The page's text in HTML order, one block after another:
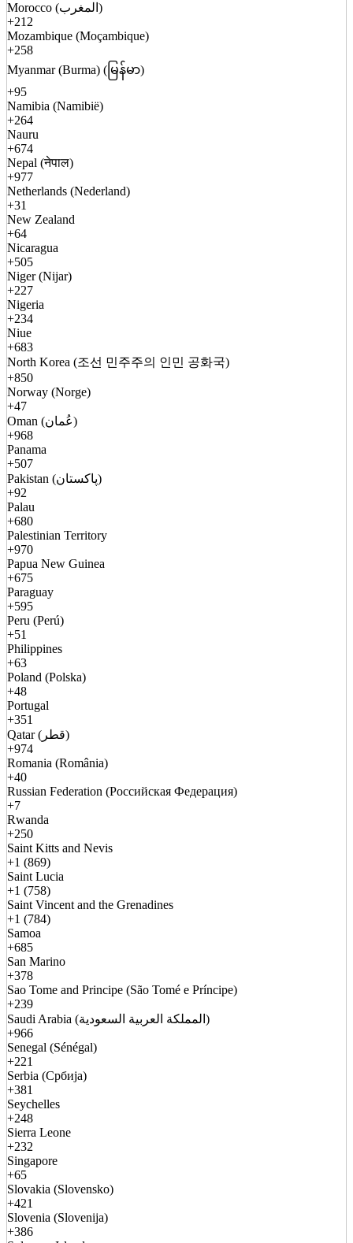
Morocco (المغرب)
+212
Mozambique (Moçambique)
+258
Myanmar (Burma) (မြန်မာ)
+95
Namibia (Namibië)
+264
Nauru
+674
Nepal (नेपाल)
+977
Netherlands (Nederland)
+31
New Zealand
+64
Nicaragua
+505
Niger (Nijar)
+227
Nigeria
+234
Niue
+683
North Korea (조선 민주주의 인민 공화국)
+850
Norway (Norge)
+47
Oman (عُمان)
+968
Panama
+507
Pakistan (پاکستان)
+92
Palau
+680
Palestinian Territory
+970
Papua New Guinea
+675
Paraguay
+595
Peru (Perú)
+51
Philippines
+63
Poland (Polska)
+48
Portugal
+351
Qatar (قطر)
+974
Romania (România)
+40
Russian Federation (Российская Федерация)
+7
Rwanda
+250
Saint Kitts and Nevis
+1 (869)
Saint Lucia
+1 (758)
Saint Vincent and the Grenadines
+1 (784)
Samoa
+685
San Marino
+378
Sao Tome and Principe (São Tomé e Príncipe)
+239
Saudi Arabia (المملكة العربية السعودية)
+966
Senegal (Sénégal)
+221
Serbia (Србија)
+381
Seychelles
+248
Sierra Leone
+232
Singapore
+65
Slovakia (Slovensko)
+421
Slovenia (Slovenija)
+386